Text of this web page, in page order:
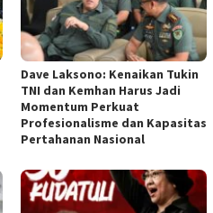
Dave Laksono: Kenaikan Tukin
TNI dan Kemhan Harus Jadi
Momentum Perkuat
Profesionalisme dan Kapasitas
Pertahanan Nasional